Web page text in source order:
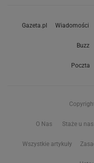
Gazeta.pl Wiadomości
Buzz
Poczta
O Nas Staże u nas
Wszystkie artykuły